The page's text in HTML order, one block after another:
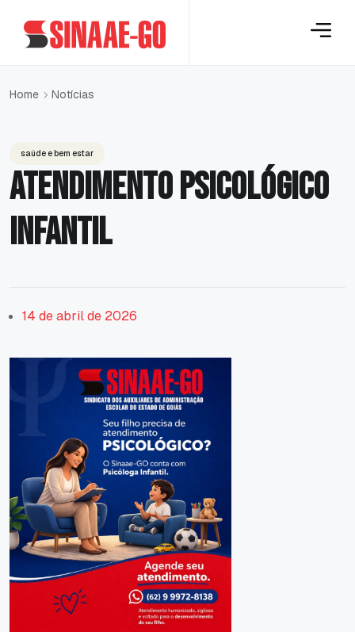
Home Notícias
saúde e bem estar
Atendimento Psicológico
Infantil
14 de abril de 2026